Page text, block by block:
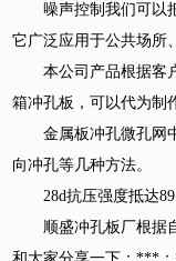
噪声控制我们可以
它广泛应用于公共场所
本公司产品根据客
箱冲孔板，可以代为制
金属板冲孔微孔网
向冲孔等几种方法。
28d抗压强度抵达
顺盛冲孔板厂根据